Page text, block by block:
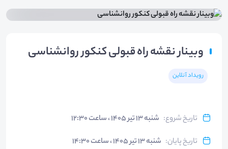
وبینار نقشه راه قبولی کنکور روانشناسی
رویداد آنلاین
تاریخ شروع: شنبه ۱۳ تیر ۱۴۰۵ ، ساعت ۱۲:۳۰
تاریخ پایان: شنبه ۱۳ تیر ۱۴۰۵ ، ساعت ۱۴:۳۰